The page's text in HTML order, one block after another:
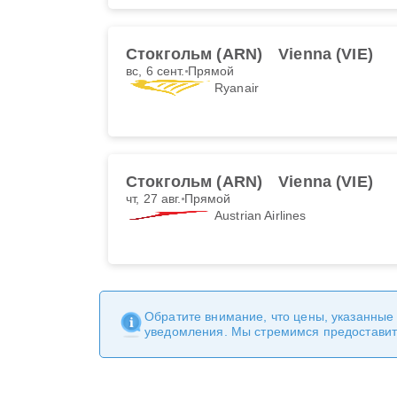
Стокгольм (ARN) Vienna (VIE)
вс, 6 сент. Прямой
Ryanair
Стокгольм (ARN) Vienna (VIE)
чт, 27 авг. Прямой
Austrian Airlines
Обратите внимание, что цены,
уведомления. Мы стремимся